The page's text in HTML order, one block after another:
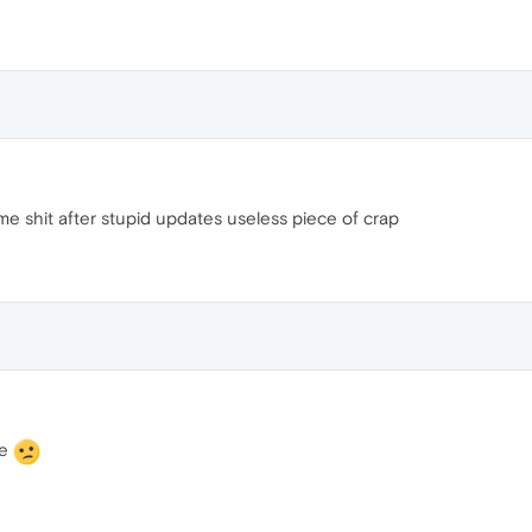
shit after stupid updates useless piece of crap